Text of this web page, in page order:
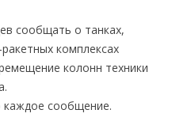
сообщать о танках,
комплексах
колонн техники
каждое сообщение.